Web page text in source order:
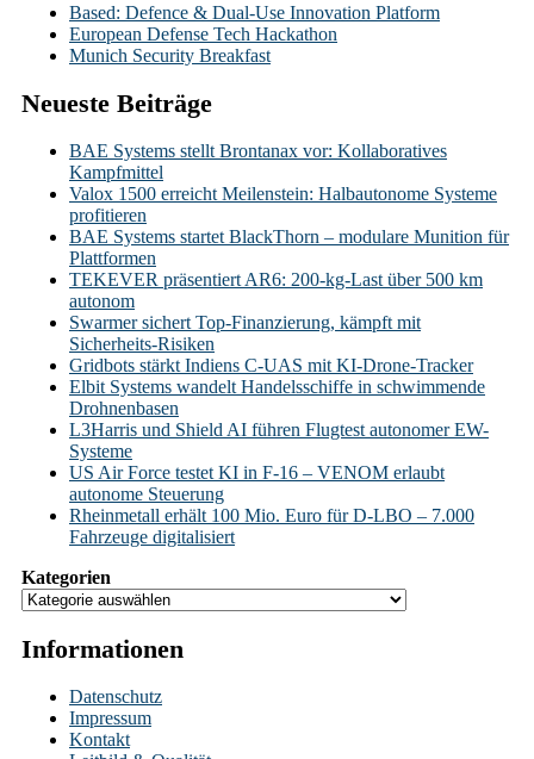
Based: Defence & Dual-Use Innovation Platform
European Defense Tech Hackathon
Munich Security Breakfast
Neueste Beiträge
BAE Systems stellt Brontanax vor: Kollaboratives
Kampfmittel
Valox 1500 erreicht Meilenstein: Halbautonome Systeme
profitieren
BAE Systems startet BlackThorn – modulare Munition für
Plattformen
TEKEVER präsentiert AR6: 200-kg-Last über 500 km
autonom
Swarmer sichert Top-Finanzierung, kämpft mit
Sicherheits-Risiken
Gridbots stärkt Indiens C-UAS mit KI-Drone-Tracker
Elbit Systems wandelt Handelsschiffe in schwimmende
Drohnenbasen
L3Harris und Shield AI führen Flugtest autonomer EW-
Systeme
US Air Force testet KI in F-16 – VENOM erlaubt
autonome Steuerung
Rheinmetall erhält 100 Mio. Euro für D-LBO – 7.000
Fahrzeuge digitalisiert
Kategorien
Informationen
Datenschutz
Impressum
Kontakt